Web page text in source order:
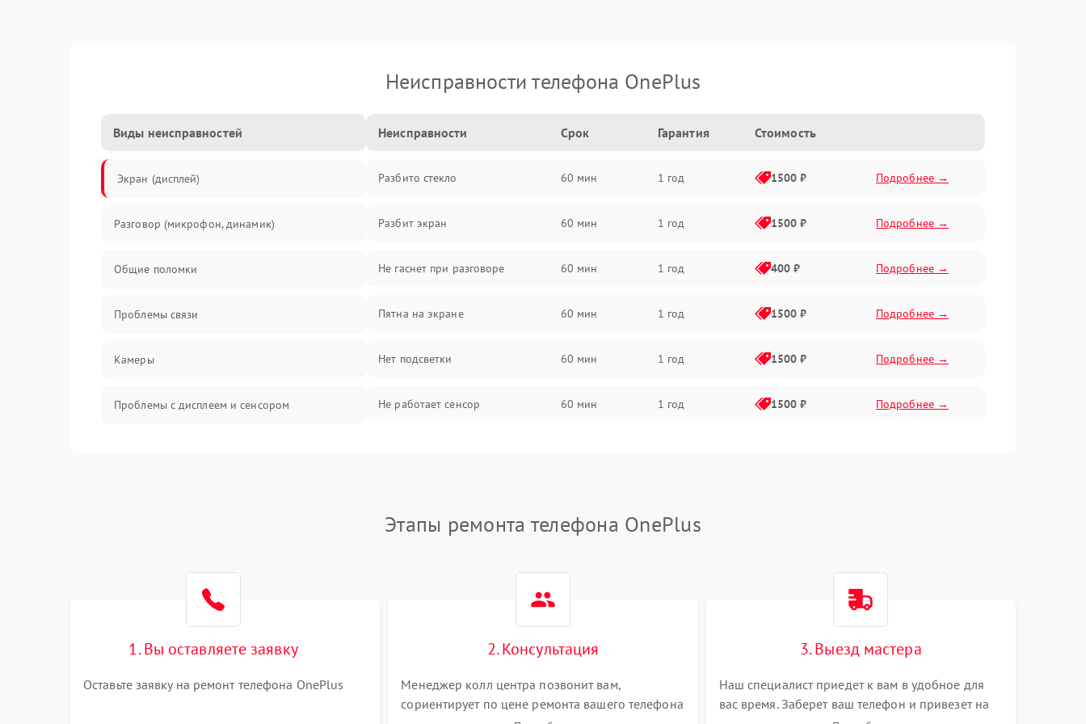
Неисправности телефона OnePlus
Виды неисправностей
Экран (дисплей)
Разговор (микрофон, динамик)
Общие поломки
Проблемы связи
Камеры
Проблемы с дисплеем и сенсором
Неисправности Срок Гарантия Стоимость
Разбито стекло 60 мин 1 год 1500 ₽ Подробнее →
Разбит экран 60 мин 1 год 1500 ₽ Подробнее →
Не гаснет при разговоре 60 мин 1 год 400 ₽ Подробнее →
Пятна на экране 60 мин 1 год 1500 ₽ Подробнее →
Нет подсветки 60 мин 1 год 1500 ₽ Подробнее →
Не работает сенсор 60 мин 1 год 1500 ₽ Подробнее →
Не работает Face ID 60 мин
Этапы ремонта телефона OnePlus
1. Вы оставляете заявку
Оставьте заявку на ремонт телефона OnePlus
2. Консультация
Менеджер колл центра позвонит вам,
сориентирует по цене ремонта вашего телефона
3. Выезд мастера
Наш специалист приедет к вам в удобное для
вас время. Заберет ваш телефон и привезет на